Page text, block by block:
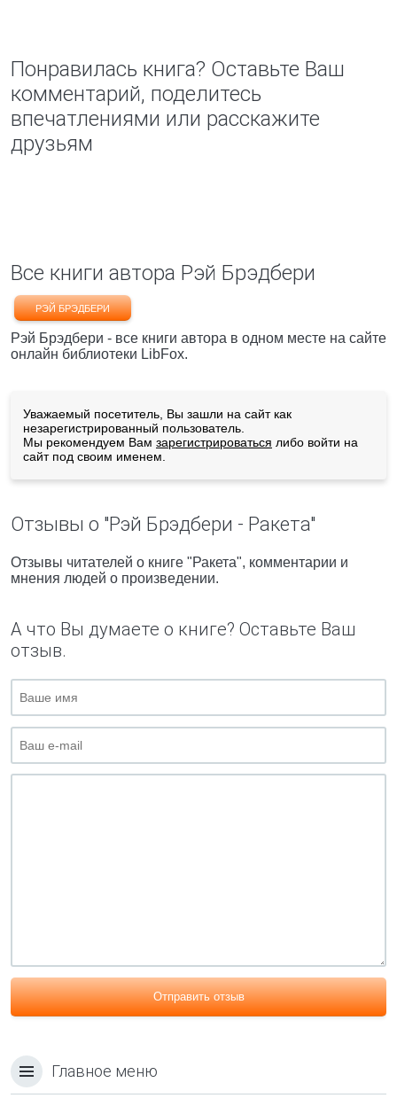
Понравилась книга? Оставьте Ваш
комментарий, поделитесь
впечатлениями или расскажите
друзьям
Все книги автора Рэй Брэдбери
РЭЙ БРЭДБЕРИ
Рэй Брэдбери - все книги автора в одном месте на сайте
онлайн библиотеки LibFox.
Уважаемый посетитель, Вы зашли на сайт как
незарегистрированный пользователь.
Мы рекомендуем Вам зарегистрироваться либо войти на
сайт под своим именем.
Отзывы о "Рэй Брэдбери - Ракета"
Отзывы читателей о книге "Ракета", комментарии и
мнения людей о произведении.
А что Вы думаете о книге? Оставьте Ваш
отзыв.
Отправить отзыв
Главное меню